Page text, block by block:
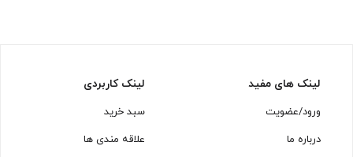
لینک های مفید
ورود/عضویت
درباره ما
لینک کاربردی
سبد خرید
علاقه مندی ها